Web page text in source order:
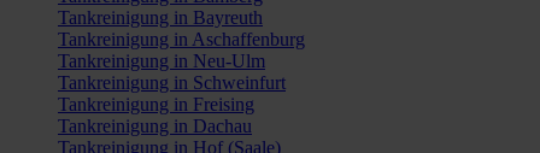
Tankreinigung in Bayreuth
Tankreinigung in Aschaffenburg
Tankreinigung in Neu-Ulm
Tankreinigung in Schweinfurt
Tankreinigung in Freising
Tankreinigung in Dachau
Tankreinigung in Hof (Saale)